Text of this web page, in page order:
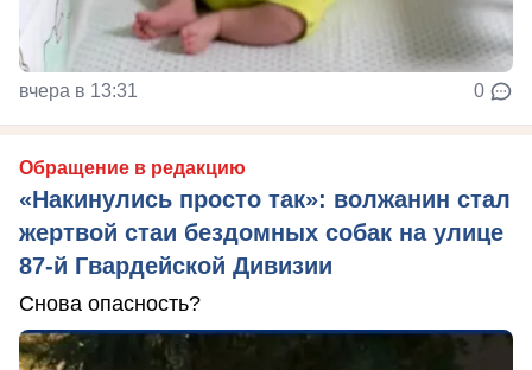
вчера в 13:31 0
Обращение в редакцию
«Накинулись просто так»: волжанин стал
жертвой стаи бездомных собак на улице
87-й Гвардейской Дивизии
Снова опасность?